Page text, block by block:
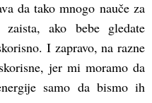
da tako mnogo nauče za
ako bebe gledate
I zapravo, na razne
jer mi moramo da
samo da bismo ih